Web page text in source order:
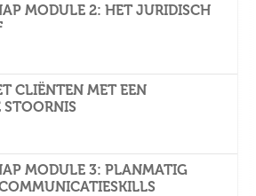
MODULE 2: HET JURIDISCH
CLIËNTEN MET EEN
STOORNIS
MODULE 3: PLANMATIG